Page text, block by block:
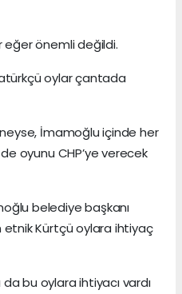
eğer önemli değildi.
oylar çantada
İmamoğlu içinde her
oyunu CHP’ye verecek
belediye başkanı
Kürtçü oylara ihtiyaç
da bu oylara ihtiyacı vardı